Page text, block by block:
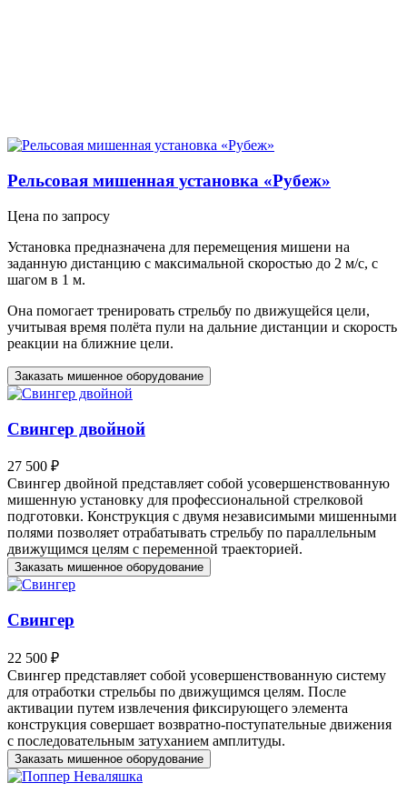
Рельсовая мишенная установка «Рубеж»
Цена по запросу
Установка предназначена для перемещения мишени на
заданную дистанцию с максимальной скоростью до 2 м/с, с
шагом в 1 м.
Она помогает тренировать стрельбу по движущейся цели,
учитывая время полёта пули на дальние дистанции и скорость
реакции на ближние цели.
Заказать мишенное оборудование
Свингер двойной
27 500 ₽
Свингер двойной представляет собой усовершенствованную
мишенную установку для профессиональной стрелковой
подготовки. Конструкция с двумя независимыми мишенными
полями позволяет отрабатывать стрельбу по параллельным
движущимся целям с переменной траекторией.
Заказать мишенное оборудование
Свингер
22 500 ₽
Свингер представляет собой усовершенствованную систему
для отработки стрельбы по движущимся целям. После
активации путем извлечения фиксирующего элемента
конструкция совершает возвратно-поступательные движения
с последовательным затуханием амплитуды.
Заказать мишенное оборудование